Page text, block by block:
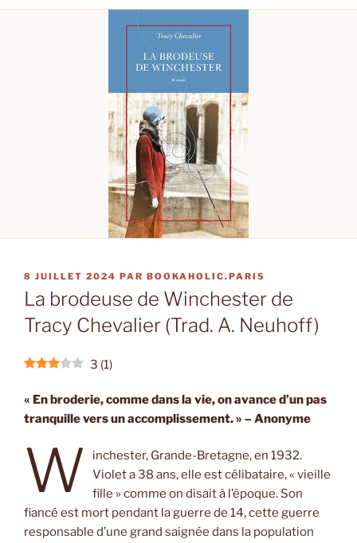
PUBLIÉ
LE
8 JUILLET 2024 PAR BOOKAHOLIC.PARIS
La brodeuse de Winchester de
Tracy Chevalier (Trad. A. Neuhoff)
3 (1)
« En broderie, comme dans la vie, on avance d’un pas
tranquille vers un accomplissement. » – Anonyme
W
inchester, Grande-Bretagne, en 1932.
Violet a 38 ans, elle est célibataire, « vieille
fille » comme on disait à l’époque. Son
fiancé est mort pendant la guerre de 14, cette guerre
responsable d’une grand saignée dans la population